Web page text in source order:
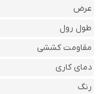
عرض
طول رول
مقاومت کششی
دمای کاری
رنگ